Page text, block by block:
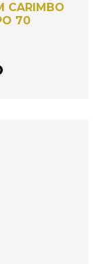
CARIMBO
70